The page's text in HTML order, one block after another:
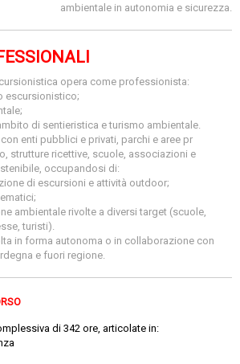
ambientale in autonomia e sicurezza.
opera come professionista:
escursionistico;
di sentieristica e turismo ambientale.
enti pubblici e privati, parchi e aree pr
strutture ricettive, scuole, associazioni e
occupandosi di:
di escursioni e attività outdoor;
ambientale rivolte a diversi target (scuole,
turisti).
in forma autonoma o in collaborazione con
e fuori regione.
di 342 ore, articolate in: